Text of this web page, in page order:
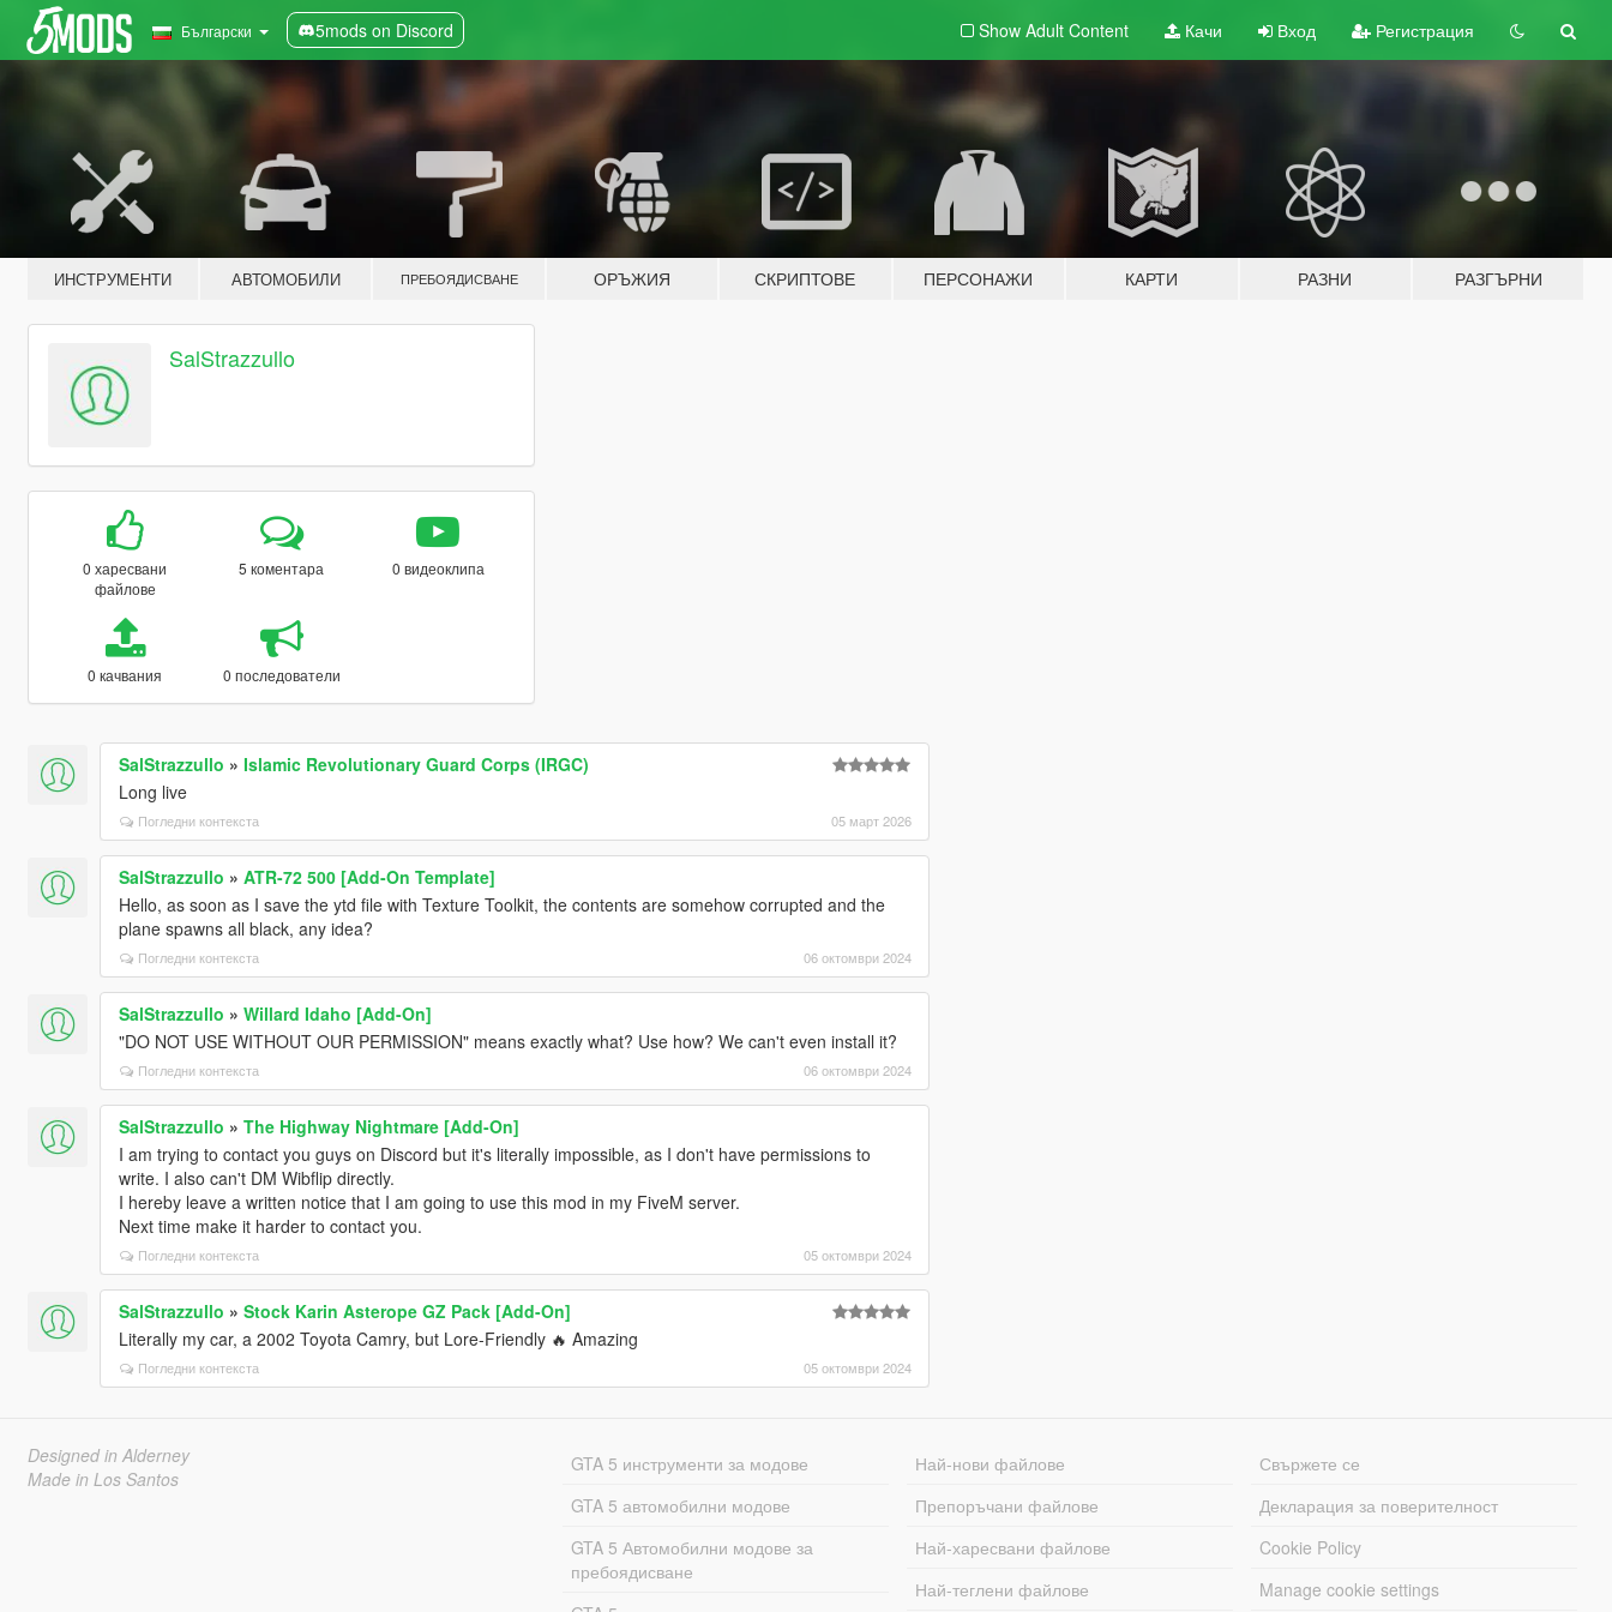
Български 5mods on Discord Show Adult Content Качи Вход Регистрация
ИНСТРУМЕНТИ АВТОМОБИЛИ ПРЕБОЯДИСВАНЕ ОРЪЖИЯ СКРИПТОВЕ ПЕРСОНАЖИ КАРТИ РАЗНИ РАЗГЪРНИ
SalStrazzullo
0 харесвани
файлове
5 коментара 0 видеоклипа
0 качвания 0 последователи
SalStrazzullo » Islamic Revolutionary Guard Corps (IRGC)
Long live
Погледни контекста 05 март 2026
SalStrazzullo » ATR-72 500 [Add-On Template]
Hello, as soon as I save the ytd file with Texture Toolkit, the contents are somehow corrupted and the
plane spawns all black, any idea?
Погледни контекста 06 октомври 2024
SalStrazzullo » Willard Idaho [Add-On]
"DO NOT USE WITHOUT OUR PERMISSION" means exactly what? Use how? We can't even install it?
Погледни контекста 06 октомври 2024
SalStrazzullo » The Highway Nightmare [Add-On]
I am trying to contact you guys on Discord but it's literally impossible, as I don't have permissions to
write. I also can't DM Wibflip directly.
I hereby leave a written notice that I am going to use this mod in my FiveM server.
Next time make it harder to contact you.
Погледни контекста 05 октомври 2024
SalStrazzullo » Stock Karin Asterope GZ Pack [Add-On]
Literally my car, a 2002 Toyota Camry, but Lore-Friendly 🔥 Amazing
Погледни контекста 05 октомври 2024
Designed in Alderney
Made in Los Santos
GTA 5 инструменти за модове
GTA 5 автомобилни модове
GTA 5 Автомобилни модове за
пребоядисване
Най-нови файлове
Препоръчани файлове
Най-харесвани файлове
Най-теглени файлове
Свържете се
Декларация за поверителност
Cookie Policy
Manage cookie settings